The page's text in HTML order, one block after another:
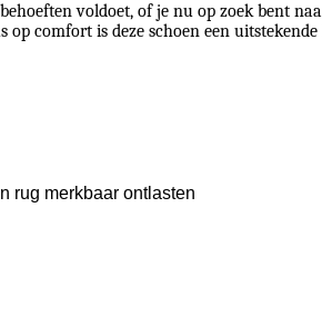
voldoet, of je nu op zoek bent
comfort is deze schoen een
rug merkbaar ontlasten